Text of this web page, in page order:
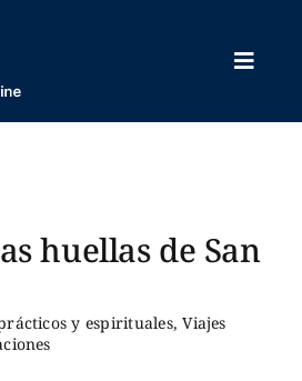
Toggle
PERSONALIZADOS
OTROS
huellas de San
y espirituales,Viajes